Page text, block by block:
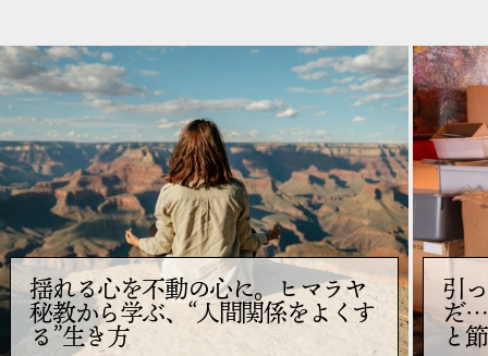
揺れる心を不動の心に。ヒマラヤ
秘教から学ぶ、“人間関係をよくす
る”生き方
引
だ…
と